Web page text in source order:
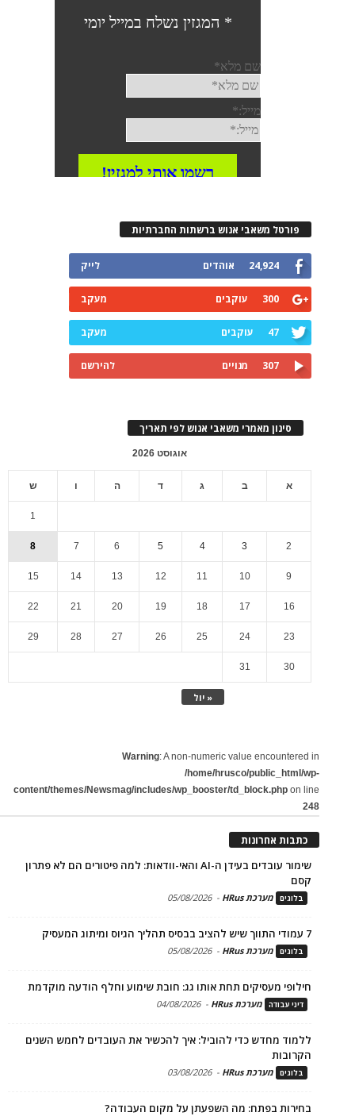
פורטל משאבי אנוש ברשתות החברתיות
24,924 אוהדים לייק
300 עוקבים מעקב
47 עוקבים מעקב
307 מנויים להירשם
סינון מאמרי משאבי אנוש לפי תאריך
אוגוסט 2026
א ב ג ד ה ו ש
« יול
1
2
3
4
5
6
7
8
9
10
11
12
13
14
15
16
17
18
19
20
21
22
23
24
25
26
27
28
29
30
31
Warning: A non-numeric value encountered in
/home/hrusco/public_html/wp-
content/themes/Newsmag/includes/wp_booster/td_block.php on line
248
כתבות אחרונות
שימור עובדים בעידן ה-AI והאי-וודאות: למה פיטורים הם לא פתרון
קסם
בלוגים מערכת HRus -
05/08/2026
7 עמודי התווך שיש להציב בבסיס תהליך הגיוס ומיתוג המעסיק
בלוגים מערכת HRus -
05/08/2026
חילופי מעסיקים תחת אותו גג: חובת שימוע וחלף הודעה מוקדמת
דיני עבודה מערכת HRus -
04/08/2026
ללמוד מחדש כדי להוביל: איך להכשיר את העובדים לחמש השנים
הקרובות
בלוגים מערכת HRus -
03/08/2026
בחירות בפתח: מה השפעתן על מקום העבודה?